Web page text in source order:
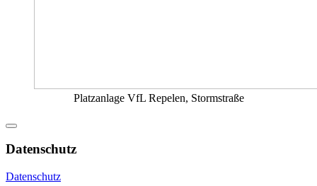
Platzanlage VfL Repelen, Stormstraße
Datenschutz
Datenschutz